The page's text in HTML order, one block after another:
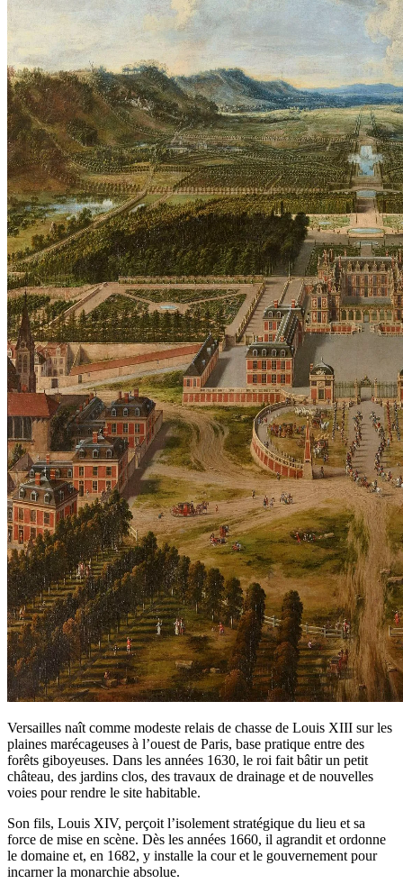
Versailles naît comme modeste relais de chasse de Louis XIII sur les
plaines marécageuses à l’ouest de Paris, base pratique entre des
forêts giboyeuses. Dans les années 1630, le roi fait bâtir un petit
château, des jardins clos, des travaux de drainage et de nouvelles
voies pour rendre le site habitable.
Son fils, Louis XIV, perçoit l’isolement stratégique du lieu et sa
force de mise en scène. Dès les années 1660, il agrandit et ordonne
le domaine et, en 1682, y installe la cour et le gouvernement pour
incarner la monarchie absolue.